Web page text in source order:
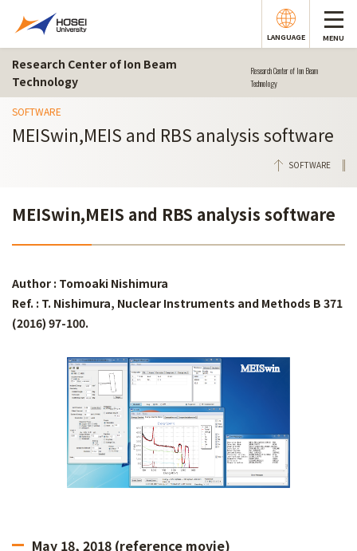
LANGUAGE MENU
Research Center of Ion Beam
Technology
Research Center of Ion Beam
Technology
SOFTWARE
MEISwin,MEIS and RBS analysis software
SOFTWARE
MEISwin,MEIS and RBS analysis software
Author : Tomoaki Nishimura
Ref. : T. Nishimura, Nuclear Instruments and Methods B 371
(2016) 97-100.
May 18, 2018 (reference movie)